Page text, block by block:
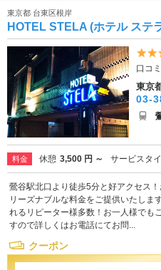
東京都 台東区根岸
HOTEL STELA (ホテル ステ
口コ
東京
03-
料金 休憩 3,500 円 ～ サービスタ
鶯谷駅北口より徒歩5分と好アクセス
リーズナブルな料金をご提供いたし
れるリピーター様多数！お一人様でも
すので詳しくはお電話にてお問...
クーポン